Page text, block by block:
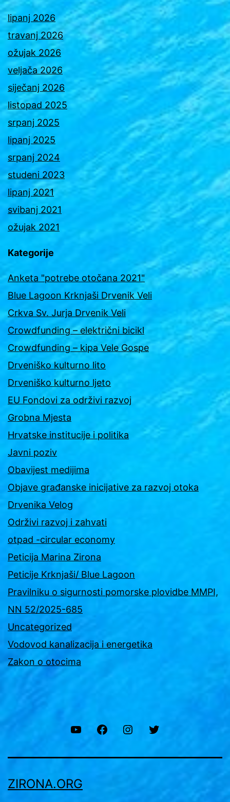
lipanj 2026
travanj 2026
ožujak 2026
veljača 2026
siječanj 2026
listopad 2025
srpanj 2025
lipanj 2025
srpanj 2024
studeni 2023
lipanj 2021
svibanj 2021
ožujak 2021
Kategorije
Anketa "potrebe otočana 2021"
Blue Lagoon Krknjaši Drvenik Veli
Crkva Sv. Jurja Drvenik Veli
Crowdfunding – električni bicikl
Crowdfunding – kipa Vele Gospe
Drveniško kulturno lito
Drveniško kulturno ljeto
EU Fondovi za održivi razvoj
Grobna Mjesta
Hrvatske institucije i politika
Javni poziv
Obavijest medijima
Objave građanske inicijative za razvoj otoka
Drvenika Velog
Održivi razvoj i zahvati
otpad -circular economy
Peticija Marina Zirona
Peticije Krknjaši/ Blue Lagoon
Pravilniku o sigurnosti pomorske plovidbe MMPI,
NN 52/2025-685
Uncategorized
Vodovod kanalizacija i energetika
Zakon o otocima
YouTube FacebookInstagram
ZIRONA.ORG